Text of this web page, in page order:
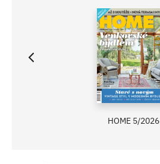
HOME 5/2026